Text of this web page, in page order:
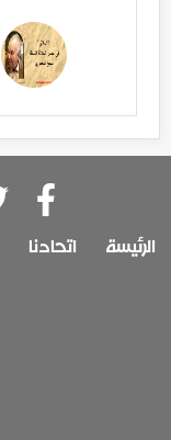
الرئيسة اتحادنا